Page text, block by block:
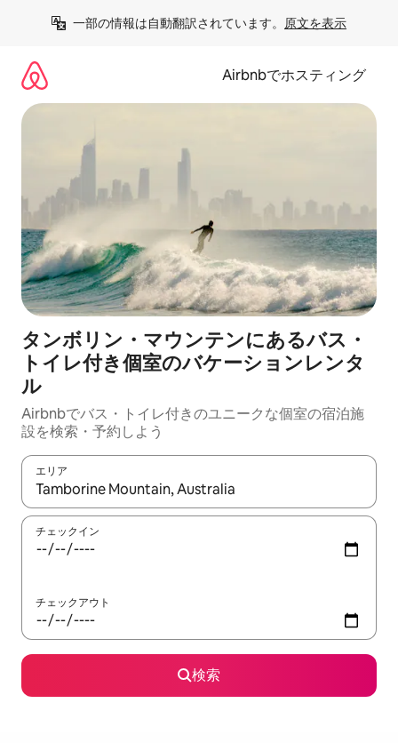
一部の情報は自動翻訳されています。 原文を表示
Airbnbでホスティング
タンボリン・マウンテンにあるバス・
トイレ付き個室のバケーションレンタ
ル
Airbnbでバス・トイレ付きのユニークな個室の宿泊施
設を検索・予約しよう
エリア
検索結果が表示されたら、上下の矢印キーを使って移動するか
チェックイン
チェックアウト
検索